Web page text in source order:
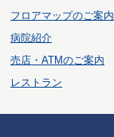
フロアマップのご案内
病院紹介
売店・ATMのご案内
レストラン